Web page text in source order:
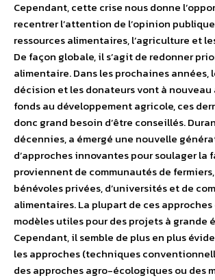
Cependant, cette crise nous donne
recentrer l’attention de l’opinion
ressources alimentaires, l’agriculture et
De façon globale, il s’agit de redonner
alimentaire. Dans les prochaines années,
décision et les donateurs vont à
fonds au développement agricole, ces
donc grand besoin d’être conseillés.
décennies, a émergé une nouvelle
d’approches innovantes pour soulager la
proviennent de communautés de
bénévoles privées, d’universités et de
alimentaires. La plupart de ces
modèles utiles pour des projets à grande
Cependant, il semble de plus en plus
les approches (techniques
des approches agro-écologiques ou des